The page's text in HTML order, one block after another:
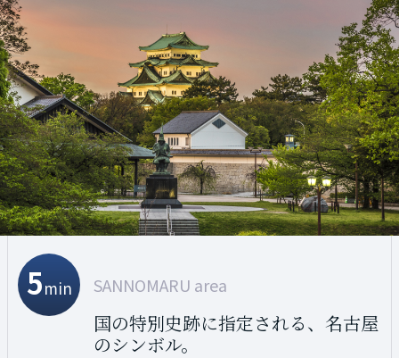
9min NAGOYA Sta. area
一大商業ゾーンを形成する、名古屋
の玄関口。
6min NAGOYA CASTLE area
国の特別史跡に指定される、名古屋
のシンボル。
5min SANNOMARU area
国の特別史跡に指定される、名古屋
のシンボル。
11min MARUNOUCHI area
中部地方最大の都市名古屋を牽引す
るオフィス街。